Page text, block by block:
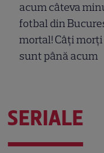
acum câteva
fotbal din
mortal! Câți
sunt până acum
SERIALE